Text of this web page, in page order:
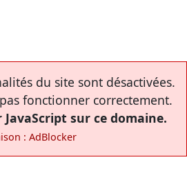
du site sont désactivées.
fonctionner correctement.
JavaScript sur ce domaine.
: AdBlocker